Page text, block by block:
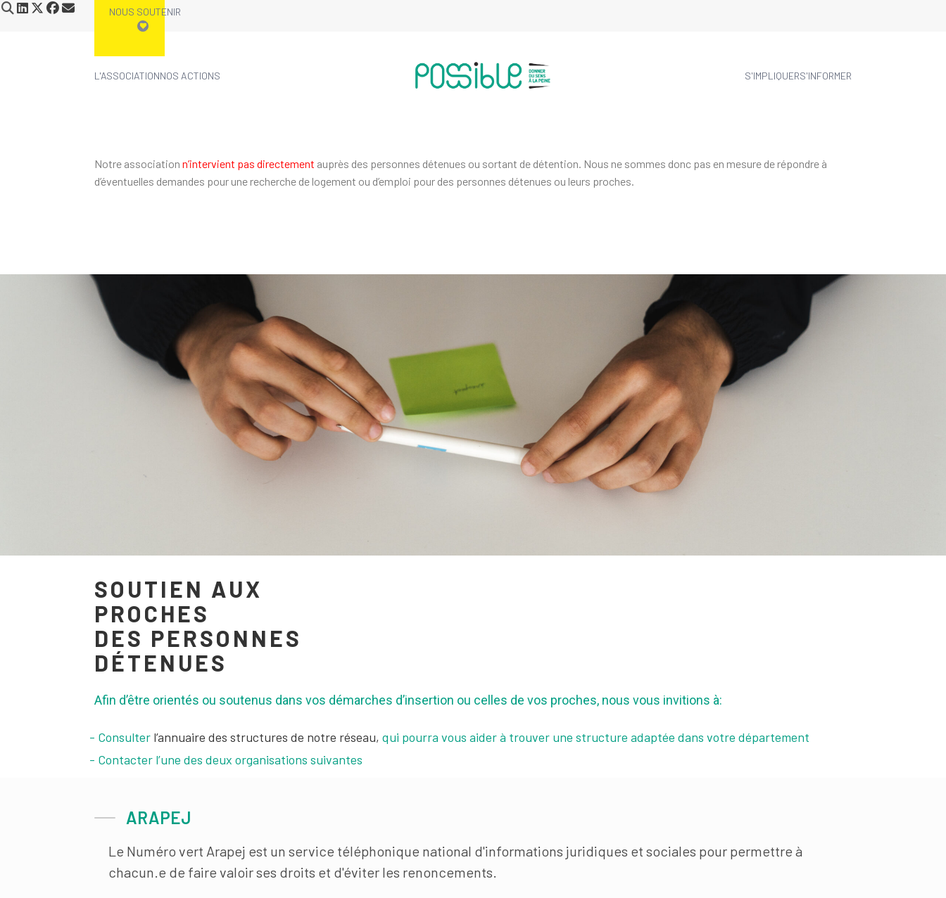
NOUS SOUTENIR
L'ASSOCIATIONNOS ACTIONS S'IMPLIQUERS'INFORMER
Notre associationn’intervient pas directement auprès des personnes détenues ou sortant de détention. Nous ne sommes donc pas en mesure de répondre à
d’éventuelles demandes pour une recherche de logement ou d’emploi pour des personnes détenues ou leurs proches.
SOUTIEN AUX
PROCHES
DES PERSONNES
DÉTENUES
Afin d’être orientés ou soutenus dans vos démarches d’insertion ou celles de vos proches, nous vous invitions à:
Consulter l’annuaire des structures de notre réseau, qui pourra vous aider à trouver une structure adaptée dans votre département
Contacter l’une des deux organisations suivantes
ARAPEJ
Le Numéro vert Arapej est un service téléphonique national d'informations juridiques et sociales pour permettre à
chacun.e de faire valoir ses droits et d'éviter les renoncements.